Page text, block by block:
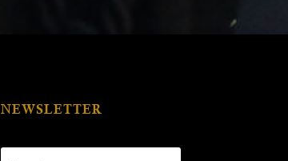
NEWSLETTER